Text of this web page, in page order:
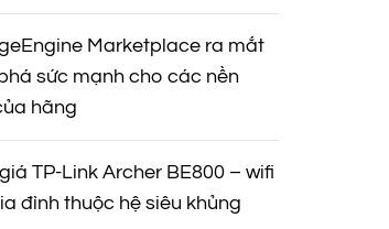
Marketplace ra mắt
sức mạnh cho các nền
hãng
TP-Link Archer BE800 – wifi
đình thuộc hệ siêu khủng